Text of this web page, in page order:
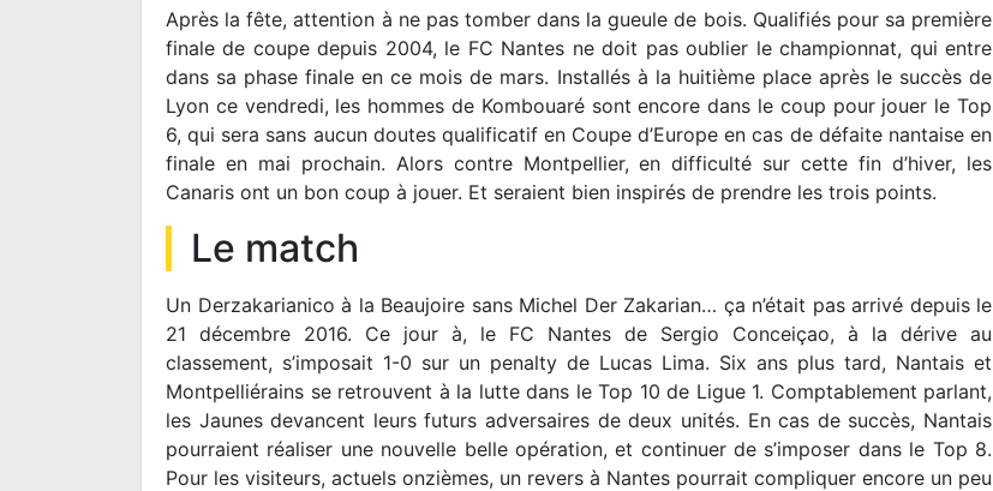
Après la fête, attention à ne pas tomber dans la gueule de bois. Qualifiés pour sa première
finale de coupe depuis 2004, le FC Nantes ne doit pas oublier le championnat, qui entre
dans sa phase finale en ce mois de mars. Installés à la huitième place après le succès de
Lyon ce vendredi, les hommes de Kombouaré sont encore dans le coup pour jouer le Top
6, qui sera sans aucun doutes qualificatif en Coupe d’Europe en cas de défaite nantaise en
finale en mai prochain. Alors contre Montpellier, en difficulté sur cette fin d’hiver, les
Canaris ont un bon coup à jouer. Et seraient bien inspirés de prendre les trois points.
Le match
Un Derzakarianico à la Beaujoire sans Michel Der Zakarian… ça n’était pas arrivé depuis le
21 décembre 2016. Ce jour à, le FC Nantes de Sergio Conceiçao, à la dérive au
classement, s’imposait 1-0 sur un penalty de Lucas Lima. Six ans plus tard, Nantais et
Montpelliérains se retrouvent à la lutte dans le Top 10 de Ligue 1. Comptablement parlant,
les Jaunes devancent leurs futurs adversaires de deux unités. En cas de succès, Nantais
pourraient réaliser une nouvelle belle opération, et continuer de s’imposer dans le Top 8.
Pour les visiteurs, actuels onzièmes, un revers à Nantes pourrait compliquer encore un peu